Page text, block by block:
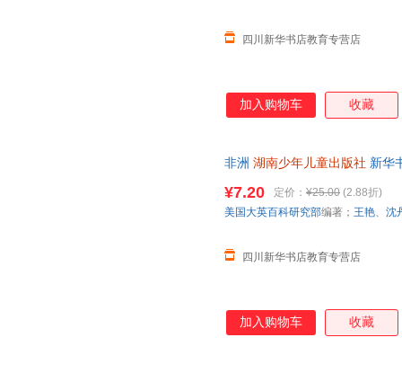
四川新华书店教育专营店
加入购物车 收藏
非洲 湖南少年儿童出版社 新华
¥7.20 定价： ¥25.00 (2.88折)
四川新华书店教育专营店
美国大英百科研究部编著； 王艳、 沈
加入购物车 收藏